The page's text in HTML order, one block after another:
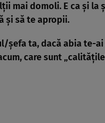
mai domoli. E ca şi la
şi să te apropii.
şefa ta, dacă abia te-ai
care sunt